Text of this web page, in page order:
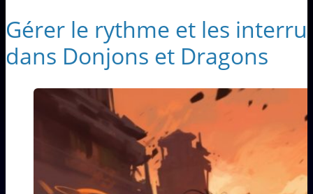
Gérer le rythme et les
dans Donjons et Dragons